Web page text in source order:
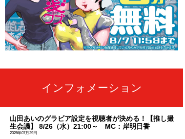
インフォメーション
山田あいのグラビア設定を視聴者が決める！【推し撮
生会議】 8/26（水）21:00～ MC：岸明日香
2026年07月29日